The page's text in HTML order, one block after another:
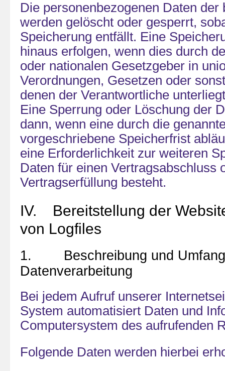
Die personenbezogenen Daten der
werden gelöscht oder gesperrt,
Speicherung entfällt. Eine
hinaus erfolgen, wenn dies durch
oder nationalen Gesetzgeber in
Verordnungen, Gesetzen oder
denen der Verantwortliche
Eine Sperrung oder Löschung der
dann, wenn eine durch die
vorgeschriebene Speicherfrist
eine Erforderlichkeit zur weiteren
Daten für einen Vertragsabschluss
Vertragserfüllung besteht.
IV. Bereitstellung der
von Logfiles
1. Beschreibung und
Datenverarbeitung
Bei jedem Aufruf unserer
System automatisiert Daten und
Computersystem des aufrufenden
Folgende Daten werden hierbei